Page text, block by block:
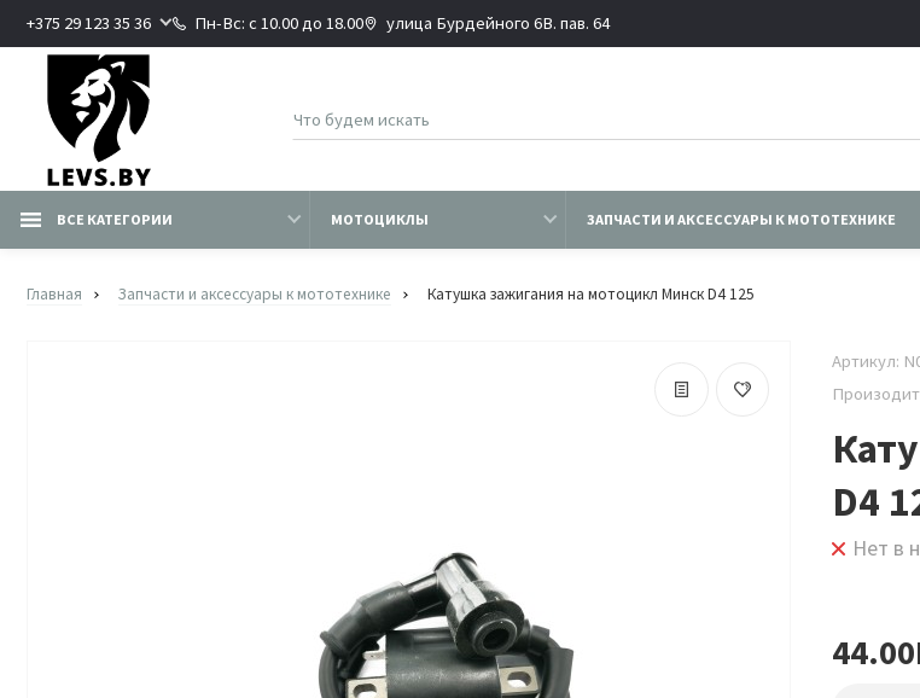
+375 29 123 35 36 Пн-Вс: с 10.00 до 18.00 улица Бурдейного 6В. пав. 64
ВСЕ КАТЕГОРИИ МОТОЦИКЛЫ ЗАПЧАСТИ И АКСЕССУАРЫ К МОТОТЕХНИКЕ
Главная Запчасти и аксессуары к мототехнике Катушка зажигания на мотоцикл Минск D4 125
Артикул:
D4
Нет в